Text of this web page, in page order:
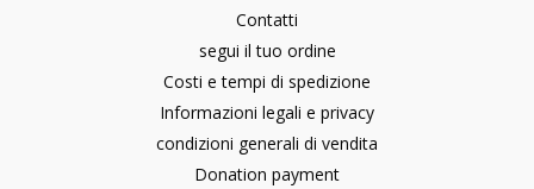
Contatti
segui il tuo ordine
Costi e tempi di spedizione
Informazioni legali e privacy
condizioni generali di vendita
Donation payment